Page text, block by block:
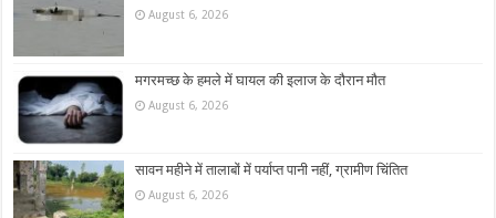
August 6, 2026
मगरमच्छ के हमले में घायल की इलाज के दौरान मौत
August 6, 2026
सावन महीने में तालाबों में पर्याप्त पानी नहीं, ग्रामीण चिंतित
August 6, 2026